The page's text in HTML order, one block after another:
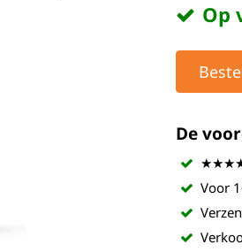
Op
De
Voor